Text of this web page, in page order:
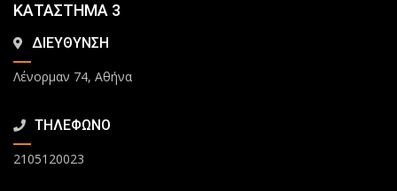
ΚΑΤΑΣΤΗΜΑ 3
ΔΙΕΥΘΥΝΣΗ
Λένορμαν 74, Αθήνα
ΤΗΛΕΦΩΝΟ
2105120023